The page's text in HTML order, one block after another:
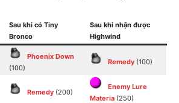
Sau khi có Tiny
Bronco
Sau khi nhận được
Highwind
Phoenix Down
(100)
Remedy (100)
Remedy (200)
Enemy Lure
Materia (250)